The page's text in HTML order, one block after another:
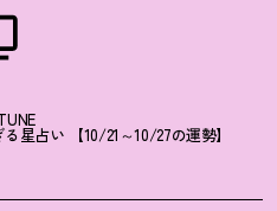
星占い 【10/21～10/27の運勢】